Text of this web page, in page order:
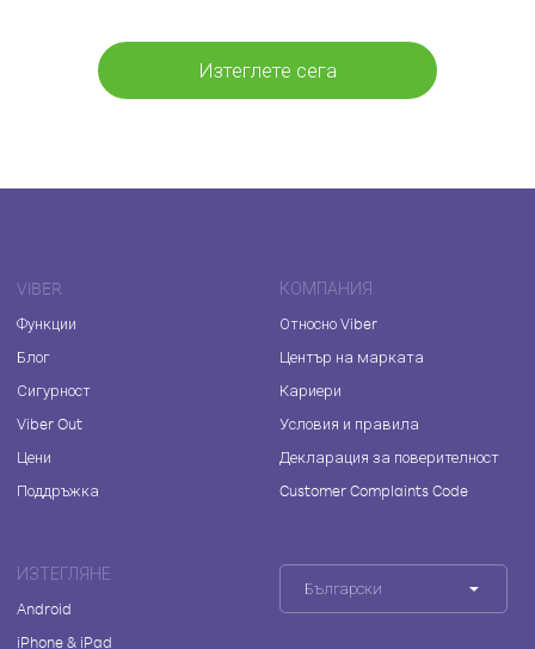
Изтеглете сега
VIBER
Функции
Блог
Сигурност
Viber Out
Цени
Поддръжка
КОМПАНИЯ
Относно Viber
Център на марката
Кариери
Условия и правила
Декларация за поверителност
Customer Complaints Code
ИЗТЕГЛЯНЕ
Android
iPhone & iPad
Български